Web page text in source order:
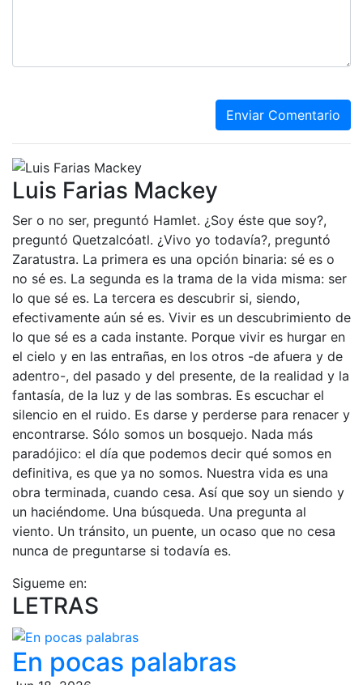
Enviar Comentario
Luis Farias Mackey
Ser o no ser, preguntó Hamlet. ¿Soy éste que soy?,
preguntó Quetzalcóatl. ¿Vivo yo todavía?, preguntó
Zaratustra. La primera es una opción binaria: sé es o
no sé es. La segunda es la trama de la vida misma: ser
lo que sé es. La tercera es descubrir si, siendo,
efectivamente aún sé es. Vivir es un descubrimiento de
lo que sé es a cada instante. Porque vivir es hurgar en
el cielo y en las entrañas, en los otros -de afuera y de
adentro-, del pasado y del presente, de la realidad y la
fantasía, de la luz y de las sombras. Es escuchar el
silencio en el ruido. Es darse y perderse para renacer y
encontrarse. Sólo somos un bosquejo. Nada más
paradójico: el día que podemos decir qué somos en
definitiva, es que ya no somos. Nuestra vida es una
obra terminada, cuando cesa. Así que soy un siendo y
un haciéndome. Una búsqueda. Una pregunta al
viento. Un tránsito, un puente, un ocaso que no cesa
nunca de preguntarse si todavía es.
Sigueme en:
LETRAS
En pocas palabras